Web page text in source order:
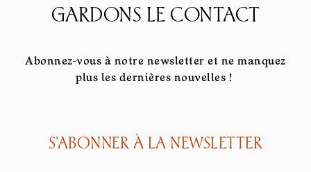
GARDONS LE CONTACT
Abonnez-vous à notre newsletter et ne manquez
plus les dernières nouvelles !
S'ABONNER À LA NEWSLETTER